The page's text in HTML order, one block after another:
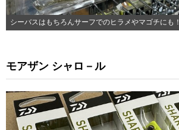
シーバスはもちろんサーフでのヒラメやマゴチにも！
モアザン シャロ－ル